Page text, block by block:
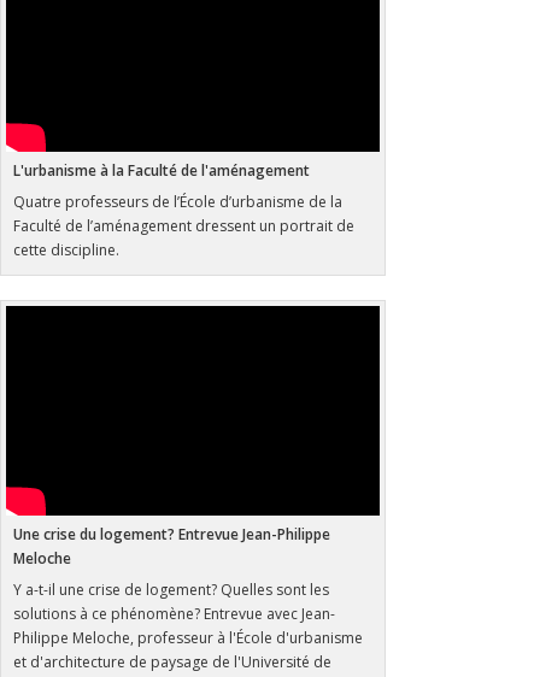
L'urbanisme à la Faculté de l'aménagement
Quatre professeurs de l’École d’urbanisme de la
Faculté de l’aménagement dressent un portrait de
cette discipline.
Une crise du logement? Entrevue Jean-Philippe
Meloche
Y a-t-il une crise de logement? Quelles sont les
solutions à ce phénomène? Entrevue avec Jean-
Philippe Meloche, professeur à l'École d'urbanisme
et d'architecture de paysage de l'Université de